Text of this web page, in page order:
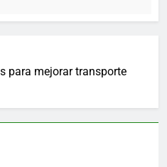
para mejorar transporte